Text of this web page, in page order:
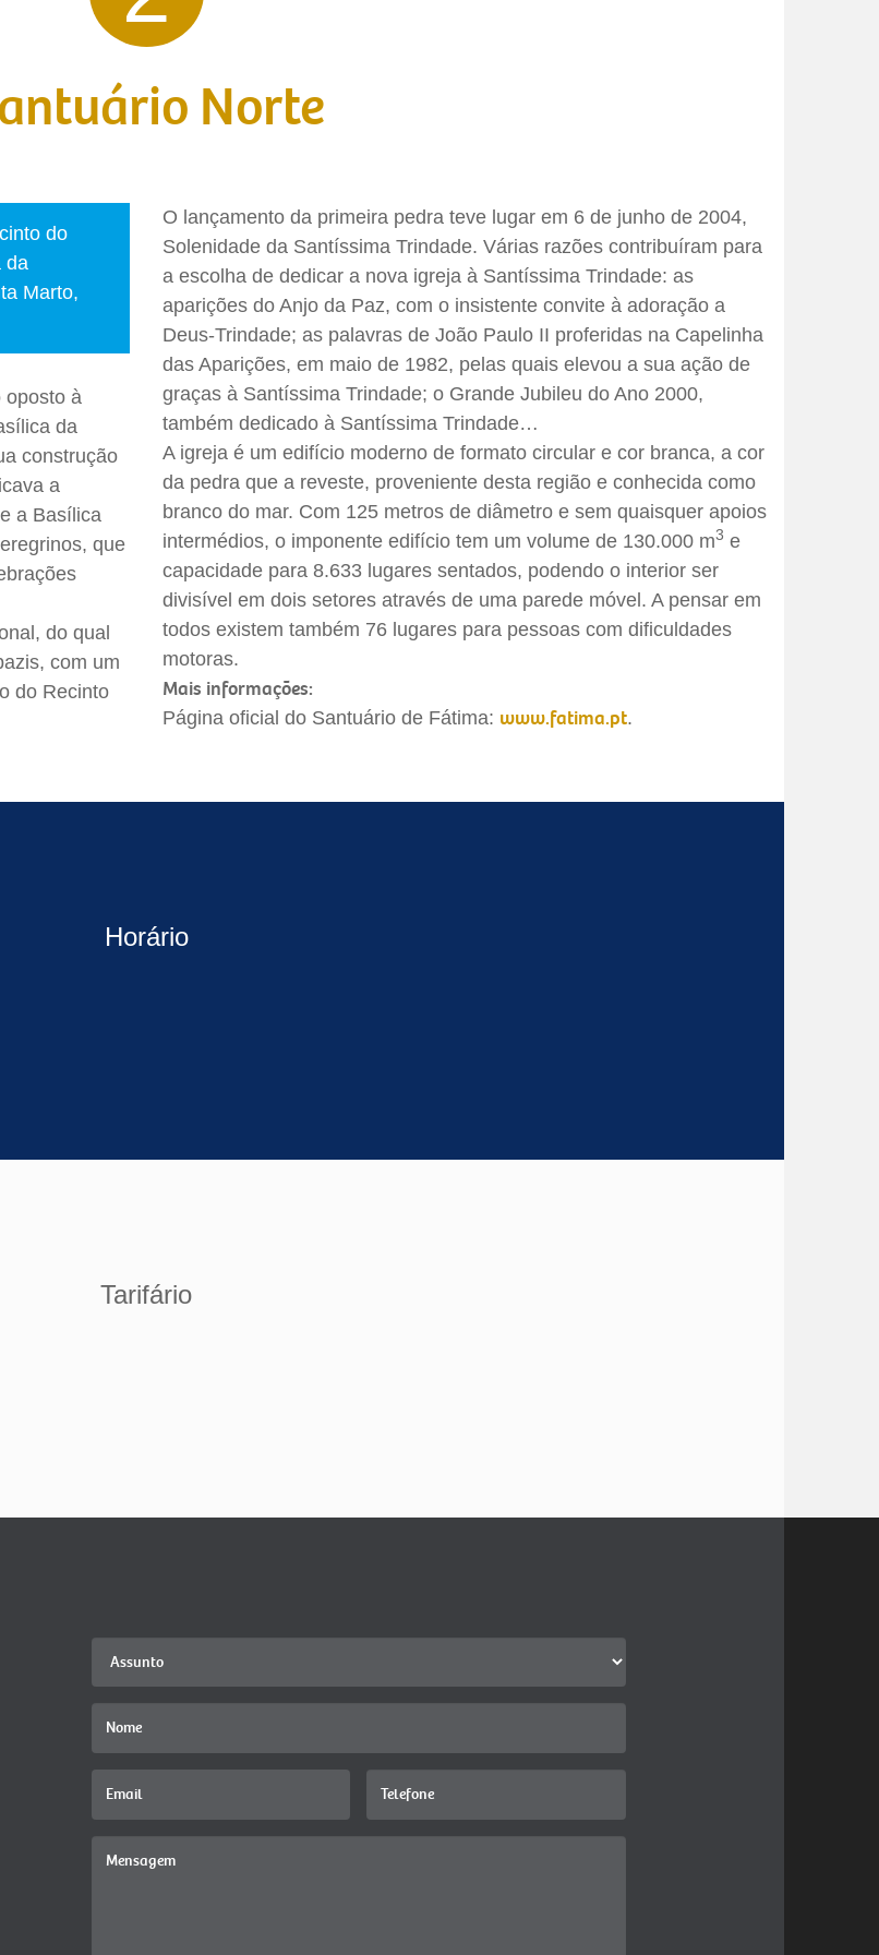
Norte
do
da
Marto,
oposto à
da
construção
a
a Basílica
que
do qual
com um
do Recinto
O lançamento da primeira pedra teve lugar em 6 de junho de 2004,
Solenidade da Santíssima Trindade. Várias razões contribuíram para
a escolha de dedicar a nova igreja à Santíssima Trindade: as
aparições do Anjo da Paz, com o insistente convite à adoração a
Deus-Trindade; as palavras de João Paulo II proferidas na Capelinha
das Aparições, em maio de 1982, pelas quais elevou a sua ação de
graças à Santíssima Trindade; o Grande Jubileu do Ano 2000,
também dedicado à Santíssima Trindade…
A igreja é um edifício moderno de formato circular e cor branca, a cor
da pedra que a reveste, proveniente desta região e conhecida como
branco do mar. Com 125 metros de diâmetro e sem quaisquer apoios
intermédios, o imponente edifício tem um volume de 130.000 m3 e
capacidade para 8.633 lugares sentados, podendo o interior ser
divisível em dois setores através de uma parede móvel. A pensar em
todos existem também 76 lugares para pessoas com dificuldades
motoras.
Mais informações:
Página oficial do Santuário de Fátima: www.fatima.pt.
Horário
Tarifário